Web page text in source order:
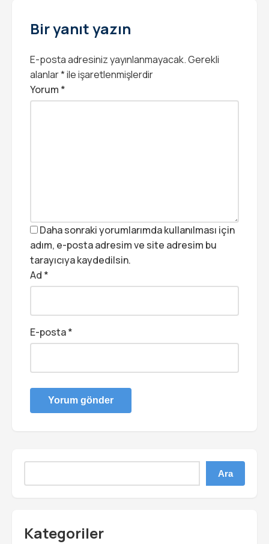
Bir yanıt yazın
E-posta adresiniz yayınlanmayacak.Gerekli
alanlar*ile işaretlenmişlerdir
Yorum *
Daha sonraki yorumlarımda kullanılması için
adım, e-posta adresim ve site adresim bu
tarayıcıya kaydedilsin.
Ad *
E-posta*
Ara
Kategoriler